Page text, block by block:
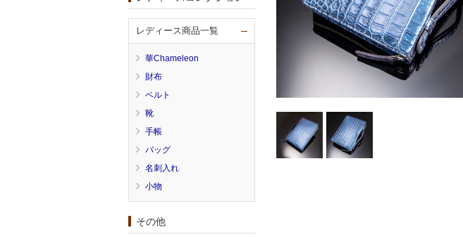
レディース商品一覧
華Chameleon
財布
ベルト
靴
手帳
バッグ
名刺入れ
小物
その他